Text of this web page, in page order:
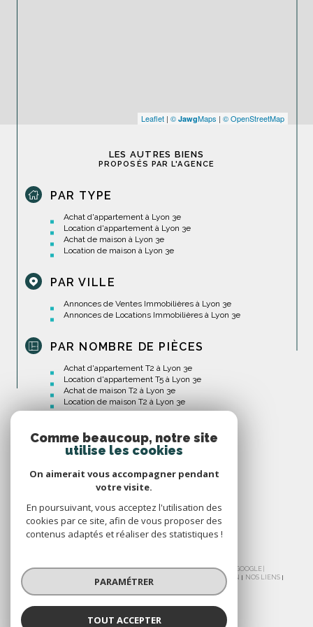
Leaflet | © JawgMaps | © OpenStreetMap
LES AUTRES BIENS
PROPOSÉS PAR L'AGENCE
PAR TYPE
Achat d'appartement à Lyon 3e
Location d'appartement à Lyon 3e
Achat de maison à Lyon 3e
Location de maison à Lyon 3e
PAR VILLE
Annonces de Ventes Immobilières à Lyon 3e
Annonces de Locations Immobilières à Lyon 3e
PAR NOMBRE DE PIÈCES
Achat d'appartement T2 à Lyon 3e
Location d'appartement T5 à Lyon 3e
Achat de maison T2 à Lyon 3e
Location de maison T2 à Lyon 3e
© 2026 | TOUS DROITS RÉSERVÉS | TRADUCTION POWERED BY GOOGLE |
PLAN DU SITE ADMIN
NOS LIENS
POLITIQUE RGPD
Comme beaucoup, notre site
utilise les cookies
On aimerait vous accompagner pendant
votre visite.
En poursuivant, vous acceptez l'utilisation des
cookies par ce site, afin de vous proposer des
contenus adaptés et réaliser des statistiques !
PARAMÉTRER
TOUT ACCEPTER